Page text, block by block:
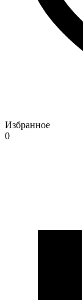
Избранное
0